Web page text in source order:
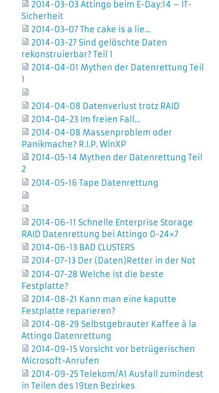
2014-03-03 Attingo beim E-Day:14 – IT-
Sicherheit
2014-03-07 The cake is a lie…
2014-03-27 Sind gelöschte Daten
rekonstruierbar? Teil 1
2014-04-01 Mythen der Datenrettung Teil
1
2014-04-08 Datenverlust trotz RAID
2014-04-23 Im freien Fall…
2014-04-08 Massenproblem oder
Panikmache? R.I.P. WinXP
2014-05-14 Mythen der Datenrettung Teil
2
2014-05-16 Tape Datenrettung
2014-06-11 Schnelle Enterprise Storage
RAID Datenrettung bei Attingo 0-24×7
2014-06-13 BAD CLUSTERS
2014-07-13 Der (Daten)Retter in der Not
2014-07-28 Welche ist die beste
Festplatte?
2014-08-21 Kann man eine kaputte
Festplatte reparieren?
2014-08-29 Selbstgebrauter Kaffee à la
Attingo Datenrettung
2014-09-15 Vorsicht vor betrügerischen
Microsoft-Anrufen
2014-09-25 Telekom/A1 Ausfall zumindest
in Teilen des 19ten Bezirkes